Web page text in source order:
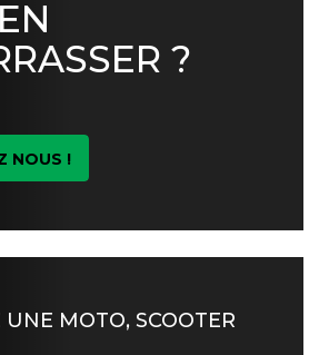
?
NOUS !
MOTO, SCOOTER